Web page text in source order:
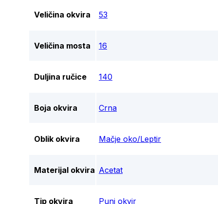
Veličina okvira 53
Veličina mosta 16
Duljina ručice 140
Boja okvira Crna
Oblik okvira Mačje oko/Leptir
Materijal okvira Acetat
Tip okvira Puni okvir